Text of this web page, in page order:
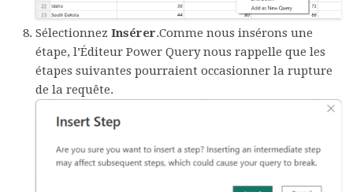
Sélectionnez Insérer.Comme nous insérons une
étape, l’Éditeur Power Query nous rappelle que les
étapes suivantes pourraient occasionner la rupture
de la requête.